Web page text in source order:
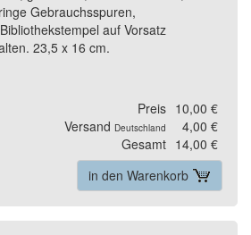
Gebrauchsspuren,
auf Vorsatz
23,5 x 16 cm.
Preis 10,00 €
Versand Deutschland
4,00 €
Gesamt 14,00 €
in den Warenkorb